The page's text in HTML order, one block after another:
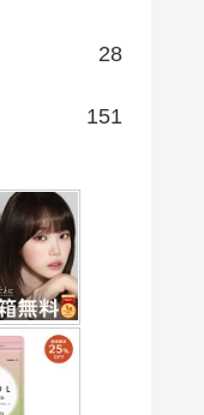
28
151